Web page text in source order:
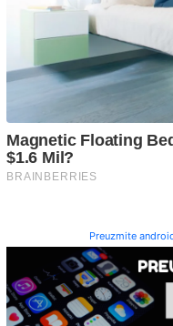
Preuzmite